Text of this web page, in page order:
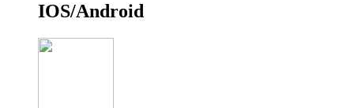
IOS/Android